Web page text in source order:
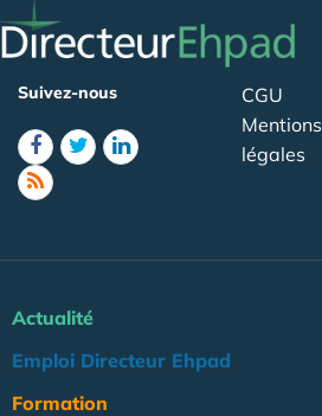
Suivez-nous
CGU
Mentions
légales
Actualité
Emploi Directeur Ehpad
Formation